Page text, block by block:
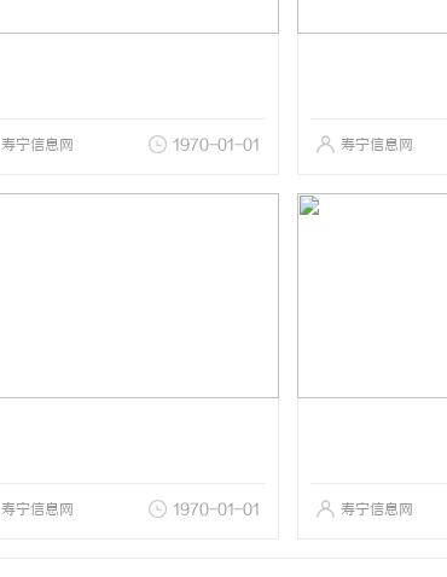
寿宁信息网 1970-01-01 寿宁信息网
寿宁信息网 1970-01-01 寿宁信息网